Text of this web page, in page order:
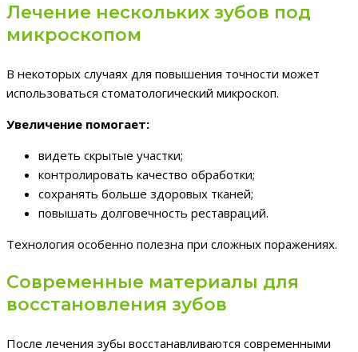
Лечение нескольких зубов под
микроскопом
В некоторых случаях для повышения точности может
использоваться стоматологический микроскоп.
Увеличение помогает:
видеть скрытые участки;
контролировать качество обработки;
сохранять больше здоровых тканей;
повышать долговечность реставраций.
Технология особенно полезна при сложных поражениях.
Современные материалы для
восстановления зубов
После лечения зубы восстанавливаются современными